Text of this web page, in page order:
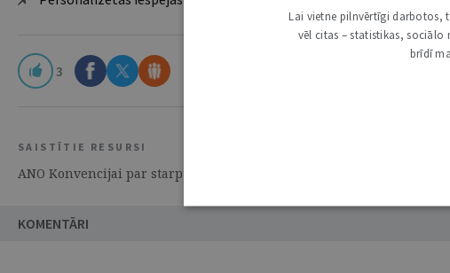
3
SAISTĪTIE RESURSI
ANO Konvencijai par starptautiskajiem preču pirkuma-pārdevuma
KOMENTĀRI
Lai vietne pilnvērtīgi darbotos,
vēl citas – statistikas,
brīdī